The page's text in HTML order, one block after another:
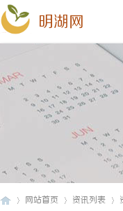
明湖网
网站首页 资讯列表